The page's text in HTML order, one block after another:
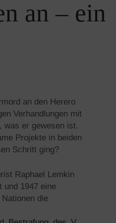
an – ein
an den Herero
Verhandlungen mit
was er gewesen ist.
Projekte in beiden
Schritt ging?
Raphael Lemkin
und 1947 eine
die